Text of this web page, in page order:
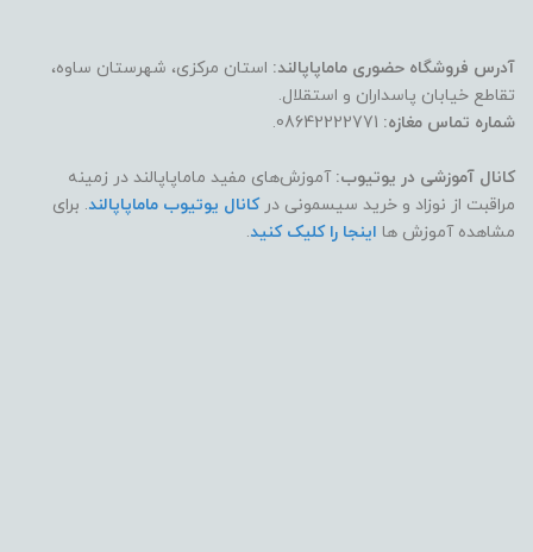
آدرس فروشگاه حضوری ماماپاپالند: استان مرکزی، شهرستان ساوه،
تقاطع خیابان پاسداران و استقلال.
شماره تماس مغازه:
کانال آموزشی در یوتیوب: آموزش‌های مفید ماماپاپالند در زمینه
مراقبت از نوزاد و خرید سیسمونی درکانال یوتیوب ماماپاپالند. برای
مشاهده آموزش ها اینجا را کلیک کنید.